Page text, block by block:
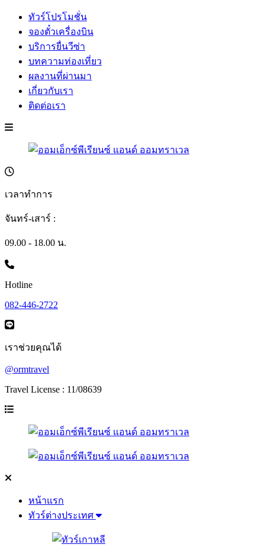
ทัวร์โปรโมชั่น
จองตั๋วเครื่องบิน
บริการยื่นวีซ่า
บทความท่องเที่ยว
ผลงานที่ผ่านมา
เกี่ยวกับเรา
ติดต่อเรา
เวลาทำการ
จันทร์-เสาร์ :
09.00 - 18.00 น.
Hotline
082-446-2722
เราช่วยคุณได้
@ormtravel
Travel License : 11/08639
หน้าแรก
ทัวร์ต่างประเทศ